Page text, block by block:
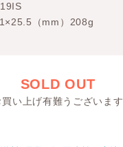
（mm）208g
SOLD OUT
買い上げ有難うございます